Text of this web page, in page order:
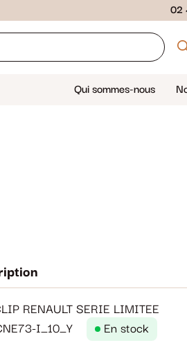
02
Qui sommes-nous
RENAULT SERIE LIMITEE
I_10_Y
En stock